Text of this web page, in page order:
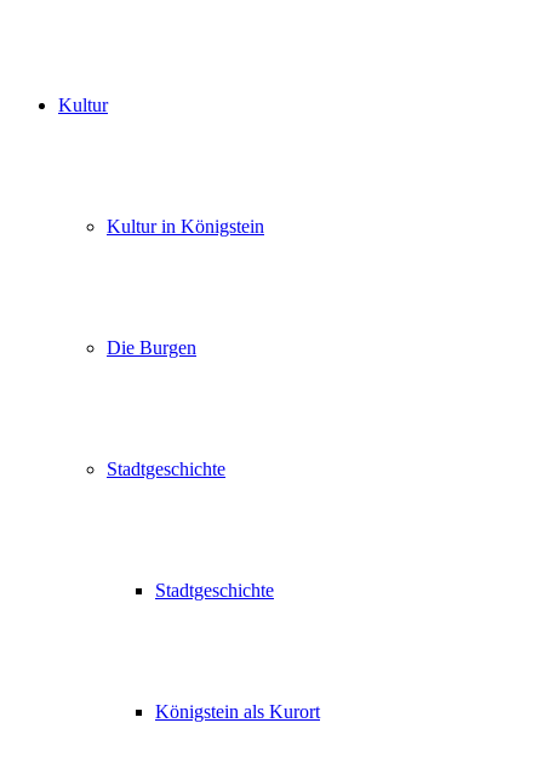
Kultur
Kultur in Königstein
Die Burgen
Stadtgeschichte
Stadtgeschichte
Königstein als Kurort